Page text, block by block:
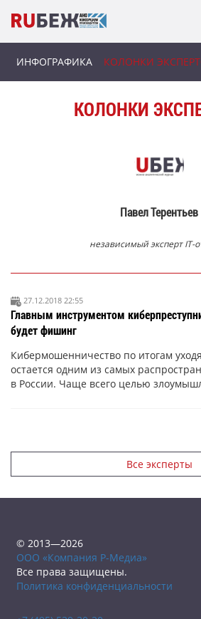
ИНФОГРАФИКА КОЛОНКИ
КОЛОНКИ
Павел Терентьев
независимый эксперт IT-
27.12.2018 22:55
Главным инструментом
будет фишинг
Кибермошенничество по итогам
остается одним из самых
в России. Чаще всего целью
Все эксперты
© 2013—2026
ООО «Компания Р-Медиа»
Все права защищены.
Политика конфиденциальности